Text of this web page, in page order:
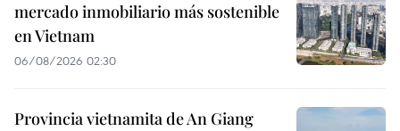
mercado inmobiliario más sostenible
en Vietnam
06/08/2026 02:30
Provincia vietnamita de An Giang